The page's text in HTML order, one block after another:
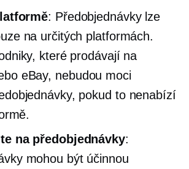
: Předobjednávky lze
na určitých platformách.
které prodávají na
eBay, nebudou moci
pokud to nenabízí
na předobjednávky:
mohou být účinnou